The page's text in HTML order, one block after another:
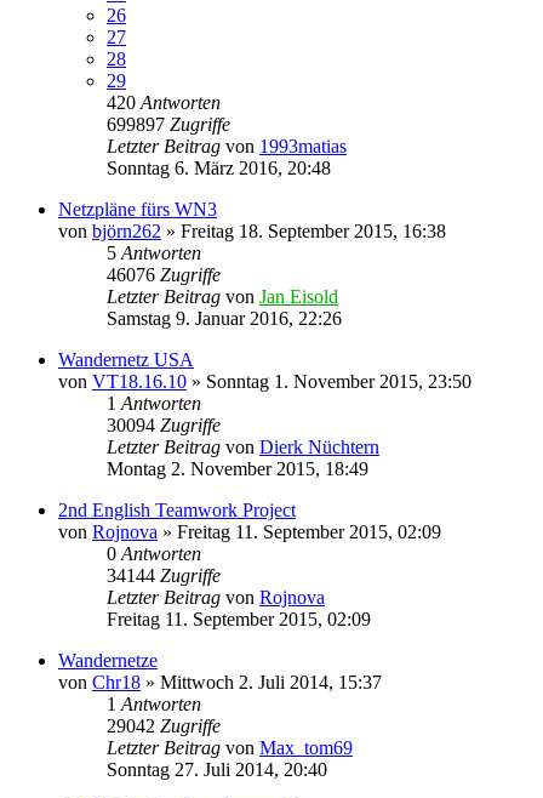
26
27
28
29
420 Antworten
699897 Zugriffe
Letzter Beitrag von 1993matias
Sonntag 6. März 2016, 20:48
Netzpläne fürs WN3
von björn262 » Freitag 18. September 2015, 16:38
5 Antworten
46076 Zugriffe
Letzter Beitrag von Jan Eisold
Samstag 9. Januar 2016, 22:26
Wandernetz USA
von VT18.16.10 » Sonntag 1. November 2015, 23:50
1 Antworten
30094 Zugriffe
Letzter Beitrag von Dierk Nüchtern
Montag 2. November 2015, 18:49
2nd English Teamwork Project
von Rojnova » Freitag 11. September 2015, 02:09
0 Antworten
34144 Zugriffe
Letzter Beitrag von Rojnova
Freitag 11. September 2015, 02:09
Wandernetze
von Chr18 » Mittwoch 2. Juli 2014, 15:37
1 Antworten
29042 Zugriffe
Letzter Beitrag von Max_tom69
Sonntag 27. Juli 2014, 20:40